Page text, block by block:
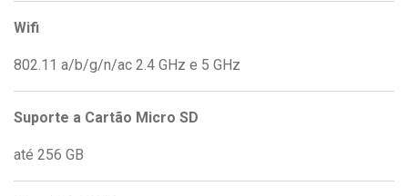
Wifi
802.11 a/b/g/n/ac 2.4 GHz e 5 GHz
Suporte a Cartão Micro SD
até 256 GB